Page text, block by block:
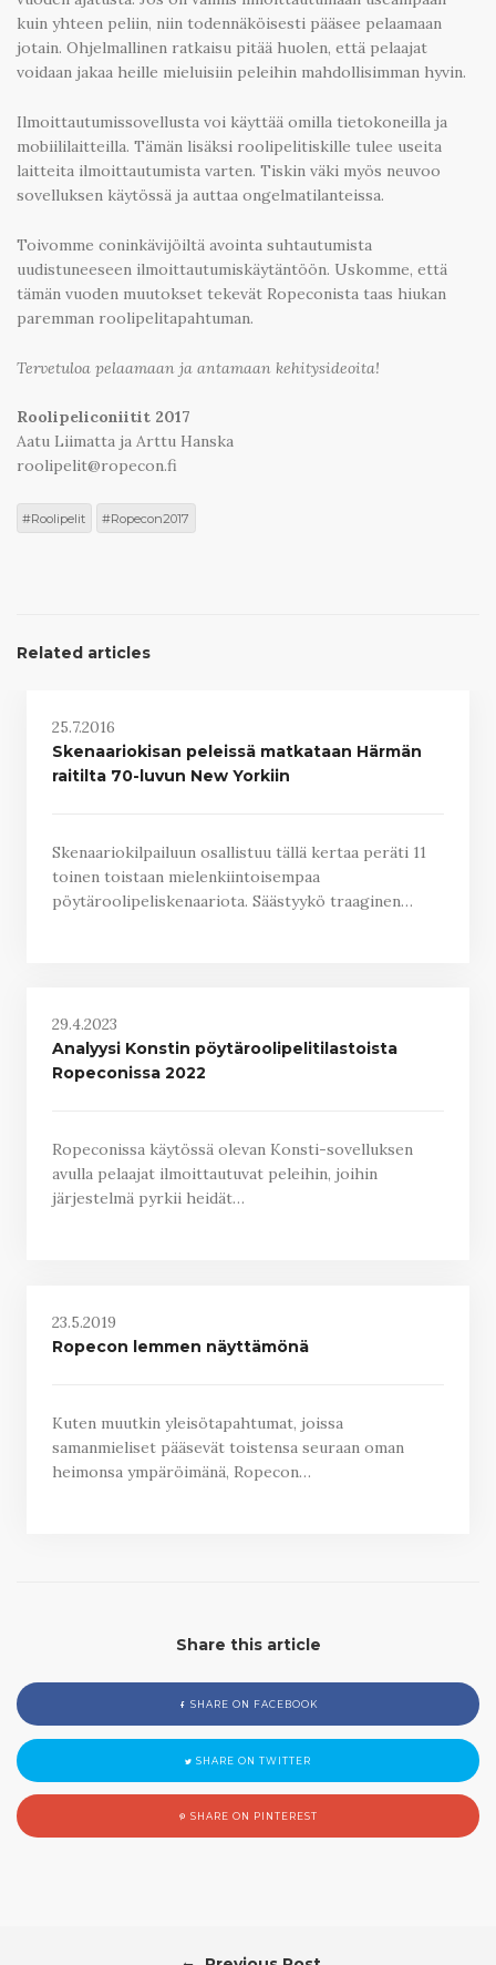
kuin yhteen peliin, niin todennäköisesti pääsee pelaamaan
jotain. Ohjelmallinen ratkaisu pitää huolen, että pelaajat
voidaan jakaa heille mieluisiin peleihin mahdollisimman hyvin.
Ilmoittautumissovellusta voi käyttää omilla tietokoneilla ja
mobiililaitteilla. Tämän lisäksi roolipelitiskille tulee useita
laitteita ilmoittautumista varten. Tiskin väki myös neuvoo
sovelluksen käytössä ja auttaa ongelmatilanteissa.
Toivomme coninkävijöiltä avointa suhtautumista
uudistuneeseen ilmoittautumiskäytäntöön. Uskomme, että
tämän vuoden muutokset tekevät Ropeconista taas hiukan
paremman roolipelitapahtuman.
Tervetuloa pelaamaan ja antamaan kehitysideoita!
Roolipeliconiitit 2017
Aatu Liimatta ja Arttu Hanska
roolipelit@ropecon.fi
Roolipelit Ropecon2017
Related articles
25.7.2016
Skenaariokisan peleissä matkataan Härmän
raitilta 70-luvun New Yorkiin
Skenaariokilpailuun osallistuu tällä kertaa peräti 11
toinen toistaan mielenkiintoisempaa
pöytäroolipeliskenaariota. Säästyykö traaginen…
29.4.2023
Analyysi Konstin pöytäroolipelitilastoista
Ropeconissa 2022
Ropeconissa käytössä olevan Konsti-sovelluksen
avulla pelaajat ilmoittautuvat peleihin, joihin
järjestelmä pyrkii heidät…
23.5.2019
Ropecon lemmen näyttämönä
Kuten muutkin yleisötapahtumat, joissa
samanmieliset pääsevät toistensa seuraan oman
heimonsa ympäröimänä, Ropecon…
Share this article
SHARE ON FACEBOOK
SHARE ON TWITTER
SHARE ON PINTEREST